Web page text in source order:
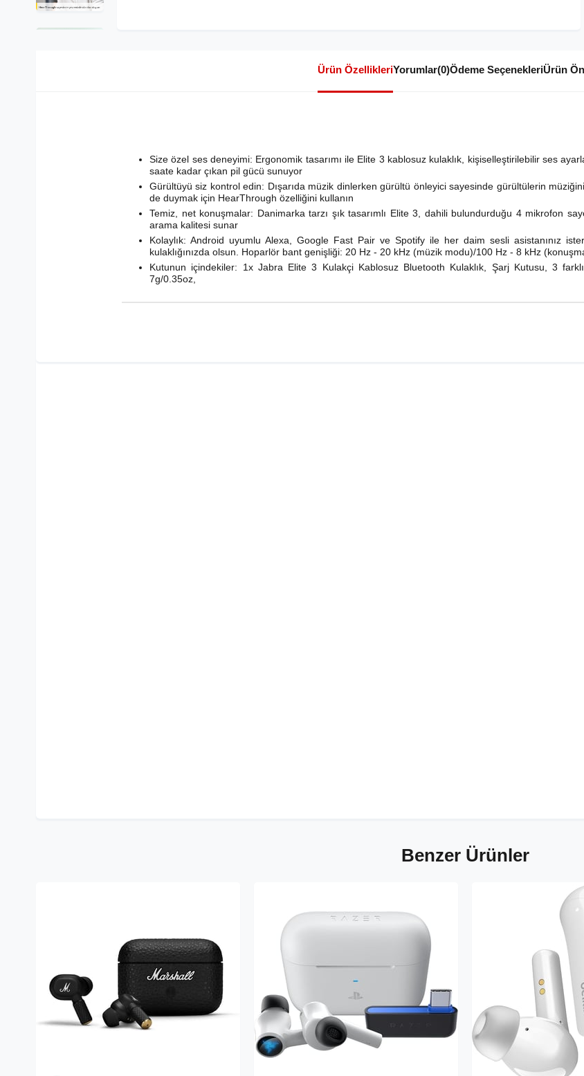
Ürün ÖzellikleriYorumlar(0)Ödeme SeçenekleriÜrün
Size özel ses deneyimi: Ergonomik tasarımı ile Elite 3 kablosuz kulaklık, kişiselleştirilebilir ses
saate kadar çıkan pil gücü sunuyor
Gürültüyü siz kontrol edin: Dışarıda müzik dinlerken gürültü önleyici sayesinde gürültülerin
de duymak için HearThrough özelliğini kullanın
Temiz, net konuşmalar: Danimarka tarzı şık tasarımlı Elite 3, dahili bulundurduğu 4 mikrofon
arama kalitesi sunar
Kolaylık: Android uyumlu Alexa, Google Fast Pair ve Spotify ile her daim sesli asistanınız
kulaklığınızda olsun. Hoparlör bant genişliği: 20 Hz - 20 kHz (müzik modu)/100 Hz - 8 kHz
Kutunun içindekiler: 1x Jabra Elite 3 Kulakçi Kablosuz Bluetooth Kulaklık, Şarj Kutusu, 3 farklı
7g/0.35oz,
Benzer Ürünler